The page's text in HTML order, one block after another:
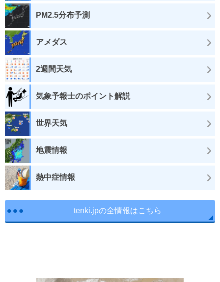
PM2.5分布予測
アメダス
2週間天気
気象予報士のポイント解説
世界天気
地震情報
熱中症情報
tenki.jpの全情報はこちら